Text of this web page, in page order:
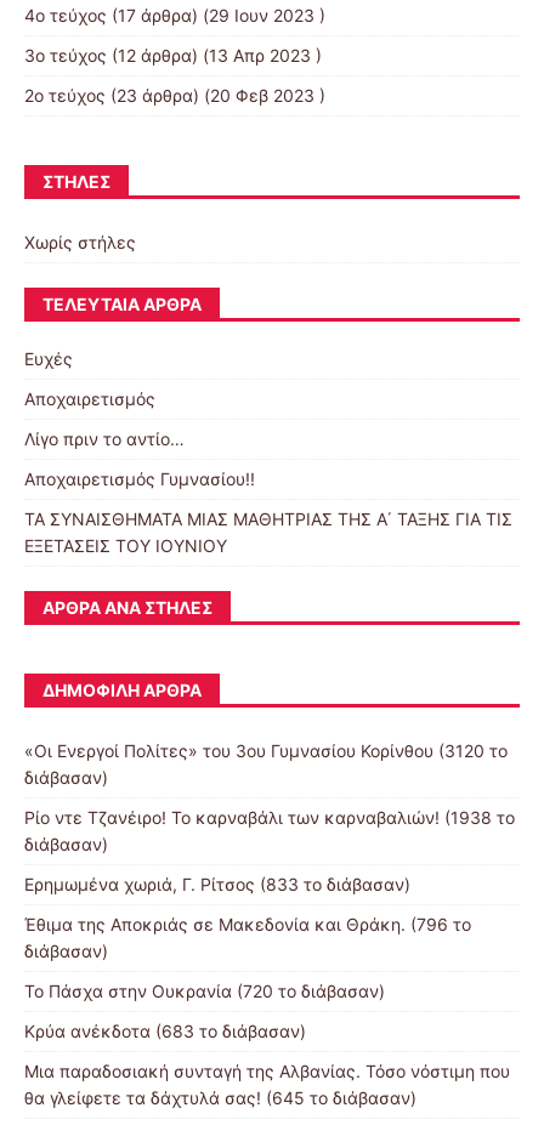
4ο τεύχος (17 άρθρα) (29 Ιουν 2023 )
3ο τεύχος (12 άρθρα) (13 Απρ 2023 )
2ο τεύχος (23 άρθρα) (20 Φεβ 2023 )
ΣΤΉΛΕΣ
Χωρίς στήλες
ΤΕΛΕΥΤΑΊΑ ΆΡΘΡΑ
Ευχές
Αποχαιρετισμός
Λίγο πριν το αντίο…
Αποχαιρετισμός Γυμνασίου!!
ΤΑ ΣΥΝΑΙΣΘΗΜΑΤΑ ΜΙΑΣ ΜΑΘΗΤΡΙΑΣ ΤΗΣ Α΄ ΤΑΞΗΣ ΓΙΑ ΤΙΣ
ΕΞΕΤΑΣΕΙΣ ΤΟΥ ΙΟΥΝΙΟΥ
ΆΡΘΡΑ ΑΝΆ ΣΤΉΛΕΣ
ΔΗΜΟΦΙΛΉ ΆΡΘΡΑ
«Οι Ενεργοί Πολίτες» του 3ου Γυμνασίου Κορίνθου (3120 το
διάβασαν)
Ρίο ντε Τζανέιρο! Το καρναβάλι των καρναβαλιών! (1938 το
διάβασαν)
Ερημωμένα χωριά, Γ. Ρίτσος (833 το διάβασαν)
Έθιμα της Αποκριάς σε Μακεδονία και Θράκη. (796 το
διάβασαν)
Το Πάσχα στην Ουκρανία (720 το διάβασαν)
Κρύα ανέκδοτα (683 το διάβασαν)
Μια παραδοσιακή συνταγή της Αλβανίας. Τόσο νόστιμη που
θα γλείφετε τα δάχτυλά σας! (645 το διάβασαν)